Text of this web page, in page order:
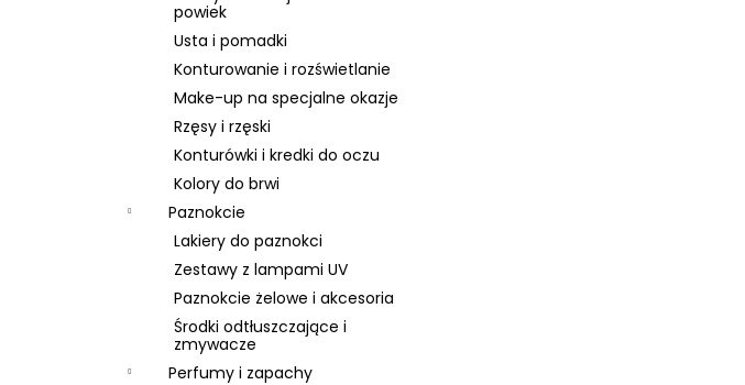
powiek
Usta i pomadki
Konturowanie i rozświetlanie
Make-up na specjalne okazje
Rzęsy i rzęski
Konturówki i kredki do oczu
Kolory do brwi
Paznokcie
Lakiery do paznokci
Zestawy z lampami UV
Paznokcie żelowe i akcesoria
Środki odtłuszczające i
zmywacze
Perfumy i zapachy
SKIN79 SUPER PLUS BEBLESH BALM GOLD
SPF 30, 40 ML, EXP 08/26
Pierwotnie:66 zł